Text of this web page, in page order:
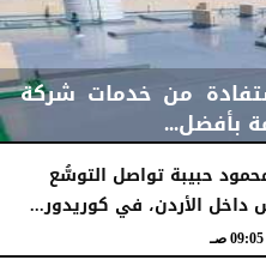
من خدمات شركة
بأفضل...
حبيبة تواصل التوسُّع
داخل الأردن، في كوريدور...
09:05 صـ